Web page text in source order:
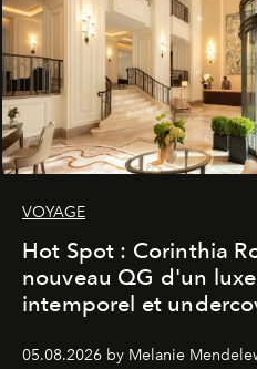
VOYAGE
Hot Spot : Corinthia
nouveau QG d'un luxe
intemporel et
05.08.2026 by Melanie